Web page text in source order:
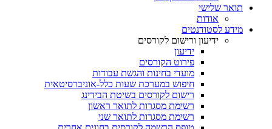
תואר שלישי
אודות
מידע לסטודנטים
ידיעון ורישום לקורסים
ידיעון
פירוט הקורסים
מועדי בחינות והגשת עבודות
חיפוש במערכת שעות כלל-אוניברסיטאית
רישום לקורסים בשיטת הבידינג
רשימת מסגרות לתואר ראשון
רשימת מסגרות לתואר שני